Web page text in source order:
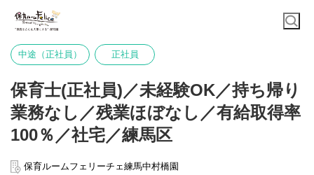
中途（正社員） 正社員
保育士(正社員)／未経験OK／持ち帰り
業務なし／残業ほぼなし／有給取得率
100％／社宅／練馬区
保育ルームフェリーチェ練馬中村橋園